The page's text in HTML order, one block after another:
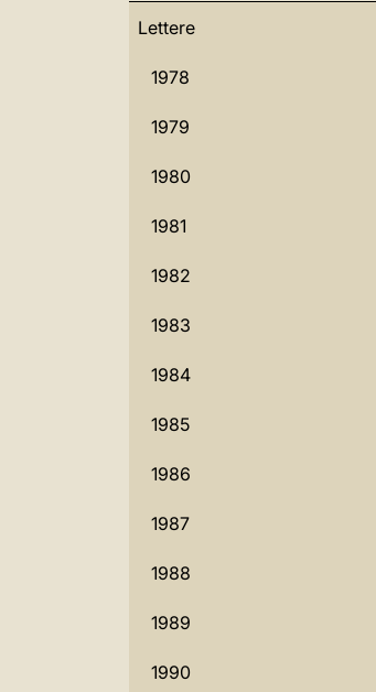
Lettere
1978
1979
1980
1981
1982
1983
1984
1985
1986
1987
1988
1989
1990